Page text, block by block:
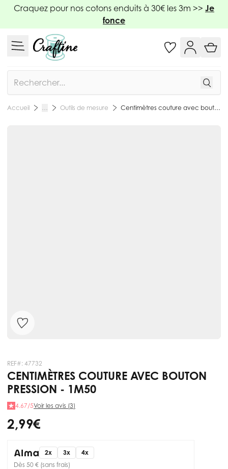
Allez au contenu
Craquez pour nos cotons enduits à 30€ les 3m >> Je
fonce
Accueil … Outils de mesure Centimètres couture avec bouton pression - 1m50
REF#: 47732
CENTIMÈTRES COUTURE AVEC BOUTON
PRESSION - 1M50
4.67/5Voir les avis (3)
2,99 €
2x 3x
4x
Dès 50 € (sans frais)